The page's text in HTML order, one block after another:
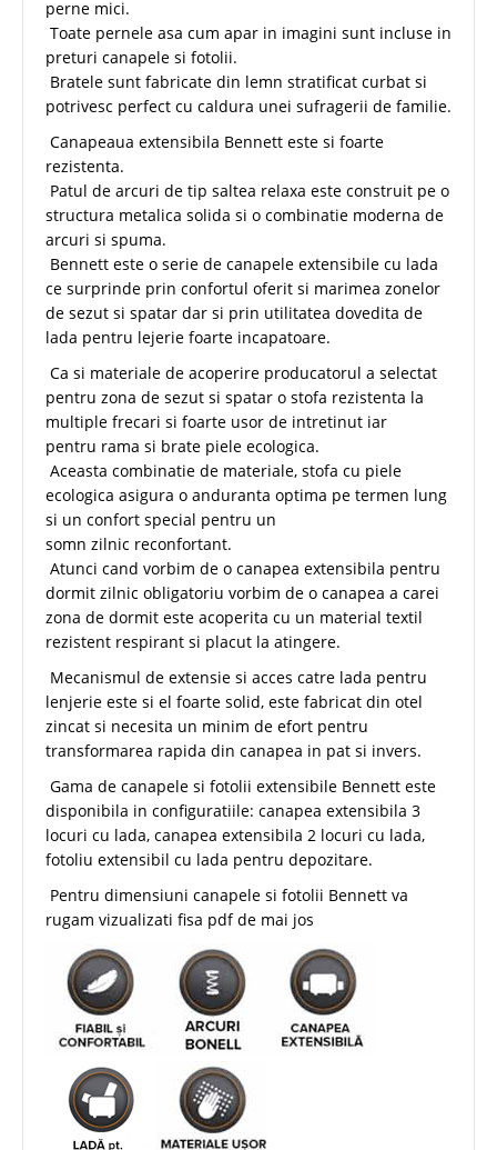
perne mici.
Toate pernele asa cum apar in imagini sunt incluse in
preturi canapele si fotolii.
Bratele sunt fabricate din lemn stratificat curbat si
potrivesc perfect cu caldura unei sufragerii de familie.
Canapeaua extensibila Bennett este si foarte
rezistenta.
Patul de arcuri de tip saltea relaxa este construit pe o
structura metalica solida si o combinatie moderna de
arcuri si spuma.
Bennett este o serie de canapele extensibile cu lada
ce surprinde prin confortul oferit si marimea zonelor
de sezut si spatar dar si prin utilitatea dovedita de
lada pentru lejerie foarte incapatoare.
Ca si materiale de acoperire producatorul a selectat
pentru zona de sezut si spatar o stofa rezistenta la
multiple frecari si foarte usor de intretinut iar
pentru rama si brate piele ecologica.
Aceasta combinatie de materiale, stofa cu piele
ecologica asigura o anduranta optima pe termen lung
si un confort special pentru un
somn zilnic reconfortant.
Atunci cand vorbim de o canapea extensibila pentru
dormit zilnic obligatoriu vorbim de o canapea a carei
zona de dormit este acoperita cu un material textil
rezistent respirant si placut la atingere.
Mecanismul de extensie si acces catre lada pentru
lenjerie este si el foarte solid, este fabricat din otel
zincat si necesita un minim de efort pentru
transformarea rapida din canapea in pat si invers.
Gama de canapele si fotolii extensibile Bennett este
disponibila in configuratiile: canapea extensibila 3
locuri cu lada, canapea extensibila 2 locuri cu lada,
fotoliu extensibil cu lada pentru depozitare.
Pentru dimensiuni canapele si fotolii Bennett va
rugam vizualizati fisa pdf de mai jos